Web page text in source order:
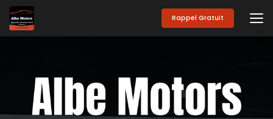
Aller
au
contenu
principal
Rappel Gratuit